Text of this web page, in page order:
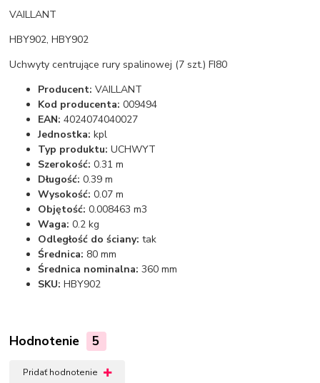
VAILLANT
HBY902, HBY902
Uchwyty centrujące rury spalinowej (7 szt.) FI80
Producent: VAILLANT
Kod producenta: 009494
EAN: 4024074040027
Jednostka: kpl
Typ produktu: UCHWYT
Szerokość: 0.31 m
Długość: 0.39 m
Wysokość: 0.07 m
Objętość: 0.008463 m3
Waga: 0.2 kg
Odległość do ściany: tak
Średnica: 80 mm
Średnica nominalna: 360 mm
SKU: HBY902
Hodnotenie 5
Pridať hodnotenie